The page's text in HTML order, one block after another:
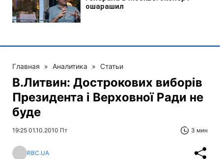
Главная » Аналитика » Статьи
В.Литвин: Дострокових виборів
Президента і Верховної Ради не
буде
19:25 01.10.2010 Пт 3 мин
RBC.UA